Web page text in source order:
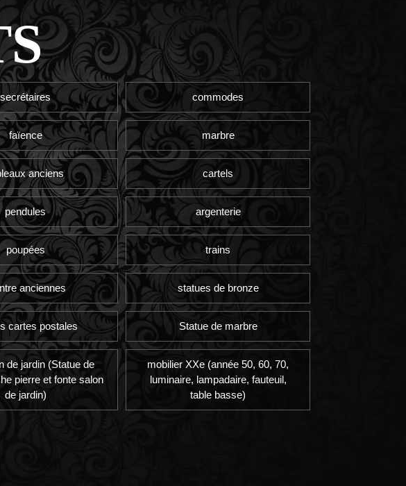
secrétaires commodes
faïence marbre
anciens cartels
pendules argenterie
poupées trains
anciennes statues de bronze
cartes postales Statue de marbre
de jardin (Statue de
pierre et fonte salon
de jardin)
mobilier XXe (année 50, 60, 70,
luminaire, lampadaire, fauteuil,
table basse)